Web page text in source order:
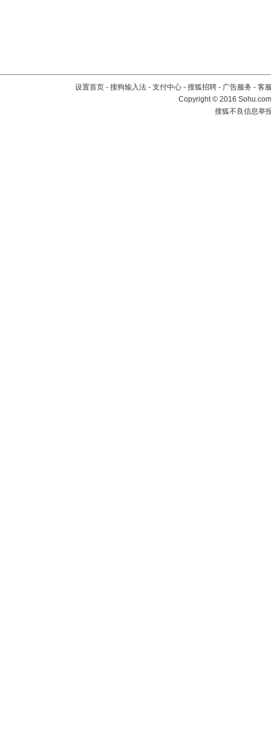
设置首页 - 搜狗输入法 - 支付中心 - 搜狐招聘 - 广告服务 - 客
Copyright©2016
搜狐不良信息举